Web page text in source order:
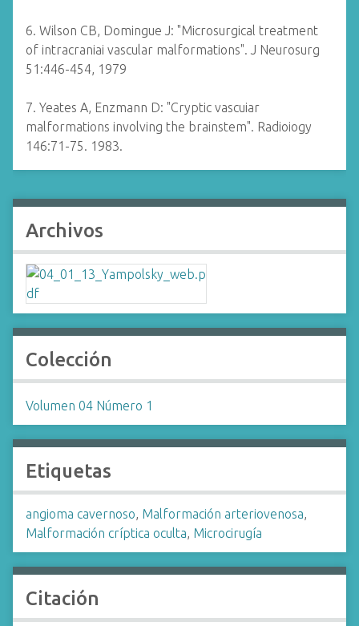
6. Wilson CB, Domingue J: "Microsurgical treatment
of intracraniai vascular malformations". J Neurosurg
51:446-454, 1979
7. Yeates A, Enzmann D: "Cryptic vascuiar
malformations involving the brainstem". Radioiogy
146:71-75. 1983.
Archivos
Colección
Volumen 04 Número 1
Etiquetas
angioma cavernoso, Malformación arteriovenosa,
Malformación críptica oculta, Microcirugía
Citación